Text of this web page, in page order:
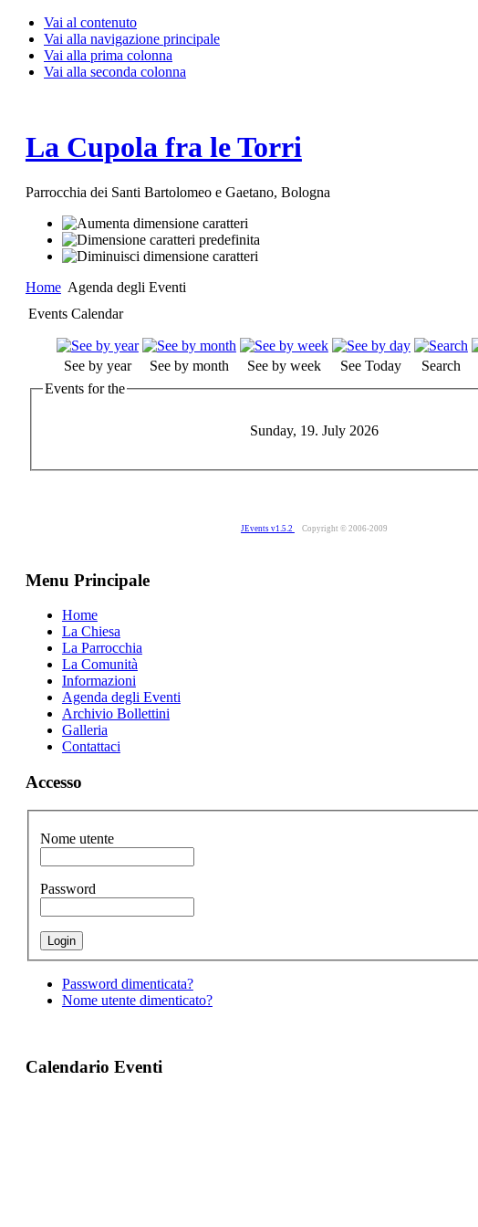
Vai al contenuto
Vai alla navigazione principale
Vai alla prima colonna
Vai alla seconda colonna
La Cupola fra le Torri
Parrocchia dei Santi Bartolomeo e Gaetano, Bologna
Home Agenda degli Eventi
Events Calendar
See by year See by month See by week See Today Search
Events for the
Sunday, 19. July 2026
JEvents v1.5.2 Copyright © 2006-2009
Menu Principale
Home
La Chiesa
La Parrocchia
La Comunità
Informazioni
Agenda degli Eventi
Archivio Bollettini
Galleria
Contattaci
Accesso
Nome utente
Password
Password dimenticata?
Nome utente dimenticato?
Calendario Eventi